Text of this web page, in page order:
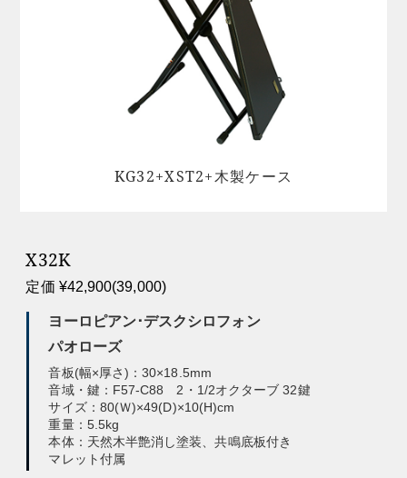
KG32+XST2+木製ケース
X32K
定価 ¥42,900(39,000)
ヨーロピアン･デスクシロフォン
パオローズ
音板(幅×厚さ)：30×18.5mm
音域・鍵：F57-C88 2・1/2オクターブ 32鍵
サイズ：80(Ｗ)×49(D)×10(H)cm
重量：5.5kg
本体：天然木半艶消し塗装、共鳴底板付き
マレット付属